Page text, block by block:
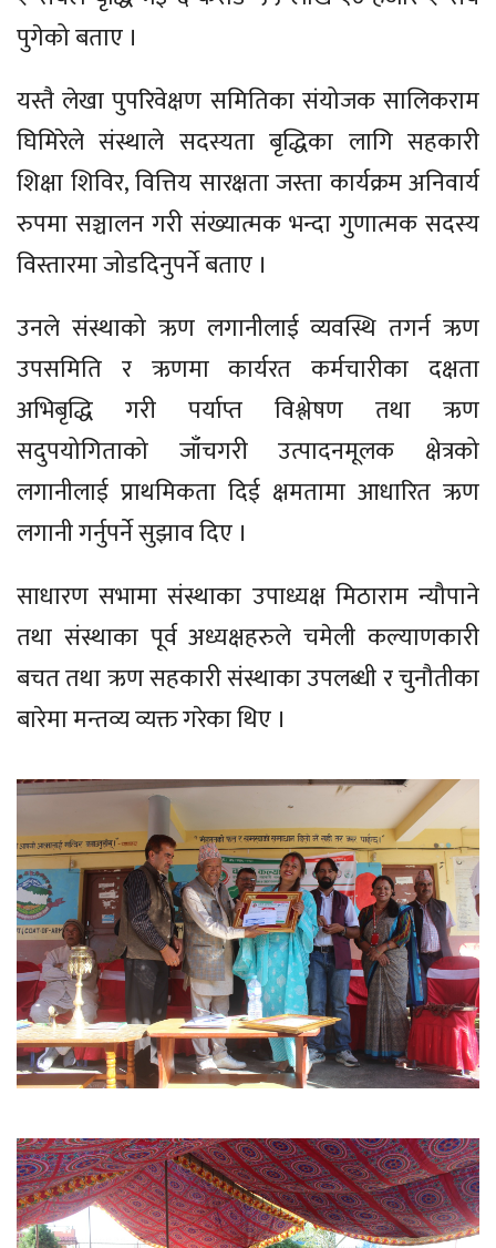
पुगेको बताए ।
यस्तै लेखा पुपरिवेक्षण समितिका संयोजक सालिकराम
घिमिरेले संस्थाले सदस्यता बृद्धिका लागि सहकारी
शिक्षा शिविर, वित्तिय सारक्षता जस्ता कार्यक्रम अनिवार्य
रुपमा सञ्चालन गरी संख्यात्मक भन्दा गुणात्मक सदस्य
विस्तारमा जोडदिनुपर्ने बताए ।
उनले संस्थाको ऋण लगानीलाई व्यवस्थि तगर्न ऋण
उपसमिति र ऋणमा कार्यरत कर्मचारीका दक्षता
अभिबृद्धि गरी पर्याप्त विश्लेषण तथा ऋण
सदुपयोगिताको जाँचगरी उत्पादनमूलक क्षेत्रको
लगानीलाई प्राथमिकता दिई क्षमतामा आधारित ऋण
लगानी गर्नुपर्ने सुझाव दिए ।
साधारण सभामा संस्थाका उपाध्यक्ष मिठाराम न्यौपाने
तथा संस्थाका पूर्व अध्यक्षहरुले चमेली कल्याणकारी
बचत तथा ऋण सहकारी संस्थाका उपलब्धी र चुनौतीका
बारेमा मन्तव्य व्यक्त गरेका थिए ।